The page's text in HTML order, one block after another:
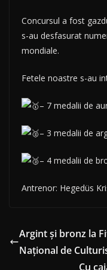
Concursul a fost
s-au desfasurat
mondiale.
Fetele noastre s-au
– 7 medalii de
– 3 medalii de
– 4 medalii de
Antrenor: Hegedüs
Argint și bronz la
Național de
Cu